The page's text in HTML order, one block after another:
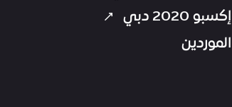
إكسبو 2020 دبي
الموردين